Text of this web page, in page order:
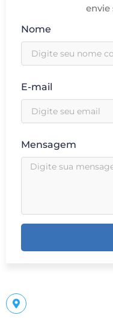
envie
Nome
E-mail
Mensagem